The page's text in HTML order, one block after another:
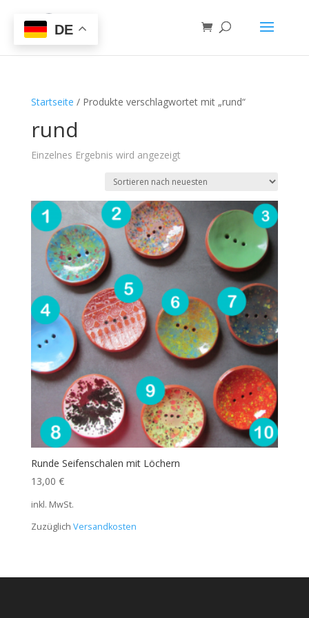
Startseite / Produkte verschlagwortet mit „rund“
rund
Einzelnes Ergebnis wird angezeigt
Runde Seifenschalen mit Löchern
13,00 €
inkl. MwSt.
Zuzüglich Versandkosten
DE